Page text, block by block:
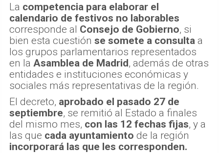
La competencia para elaborar el
calendario de festivos no laborables
corresponde al Consejo de Gobierno, si
bien esta cuestión se somete a consulta a
los grupos parlamentarios representados
en la Asamblea de Madrid, además de otras
entidades e instituciones económicas y
sociales más representativas de la región.
El decreto, aprobado el pasado 27 de
septiembre, se remitió al Estado a finales
del mismo mes, con las 12 fechas fijas, y a
las que cada ayuntamiento de la región
incorporará las que les corresponden.